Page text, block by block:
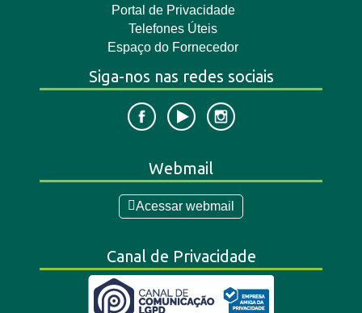
Portal de Privacidade
Telefones Úteis
Espaço do Fornecedor
Siga-nos nas redes sociais
Webmail
Acessar webmail
Canal de Privacidade